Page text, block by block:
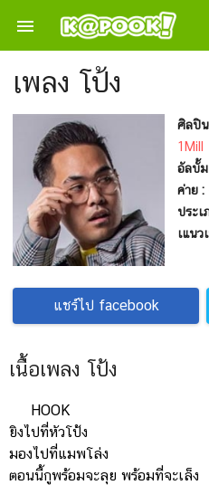

เพลง โป้ง
ศิลปิ
1Mill
อัลบั้
ค่าย :
ประเ
เแนว
แชร์ไป facebook
เนื้อเพลง โป้ง
HOOK
ยิงไปที่หัวโป้ง
มองไปที่แมพโล่ง
ตอนนี้กูพร้อมจะลุย พร้อมที่จะเล็ง